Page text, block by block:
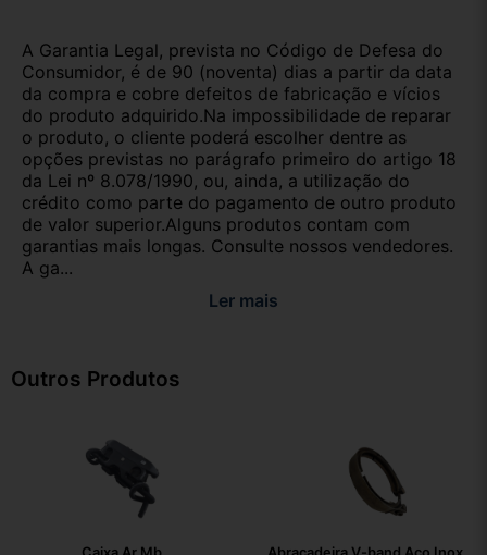
A Garantia Legal, prevista no Código de Defesa do
Consumidor, é de 90 (noventa) dias a partir da data
da compra e cobre defeitos de fabricação e vícios
do produto adquirido.Na impossibilidade de reparar
o produto, o cliente poderá escolher dentre as
opções previstas no parágrafo primeiro do artigo 18
da Lei nº 8.078/1990, ou, ainda, a utilização do
crédito como parte do pagamento de outro produto
de valor superior.Alguns produtos contam com
garantias mais longas. Consulte nossos vendedores.
A ga...
Ler mais
Outros Produtos